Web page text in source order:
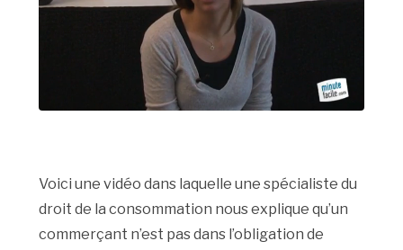
Voici une vidéo dans laquelle une spécialiste du
droit de la consommation nous explique qu’un
commerçant n’est pas dans l’obligation de